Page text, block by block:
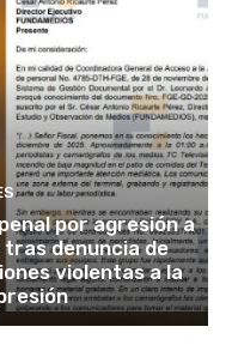
por agresión a
denuncia de
violentas a la